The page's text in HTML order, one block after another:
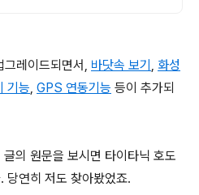
레이드되면서, 바닷속 보기, 화성
기능, GPS 연동기능 등이 추가되
의 원문을 보시면 타이타닉 호도
당연히 저도 찾아봤었죠.